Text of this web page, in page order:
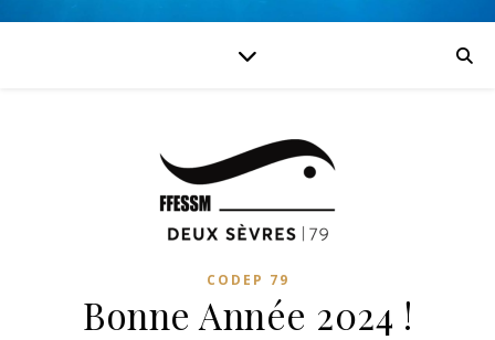
CODEP 79
Bonne Année 2024 !